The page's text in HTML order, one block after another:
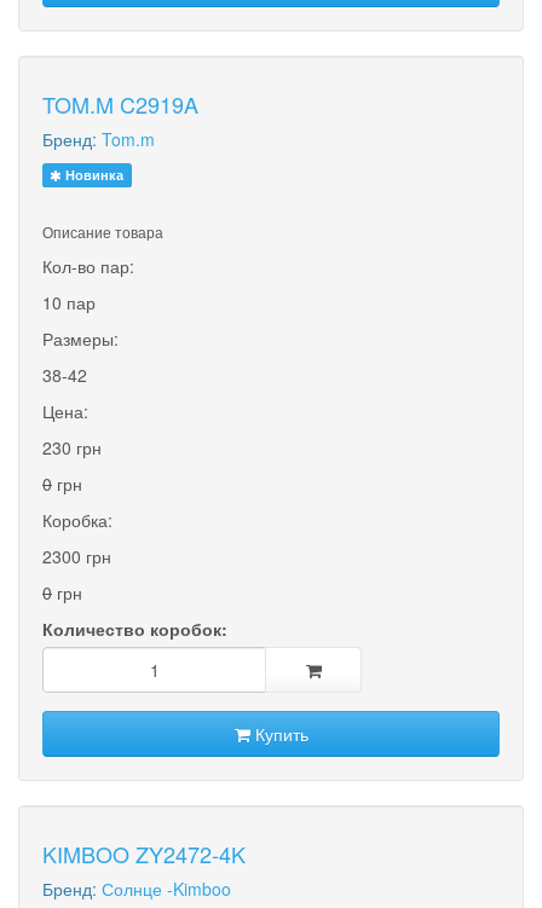
TOM.M C2919A
Бренд: Tom.m
Новинка
Описание товара
Кол-во пар:
10 пар
Размеры:
38-42
Цена:
230 грн
0 грн
Коробка:
2300 грн
0 грн
Количество коробок:
Купить
KIMBOO ZY2472-4K
Бренд: Солнце -Kimboo